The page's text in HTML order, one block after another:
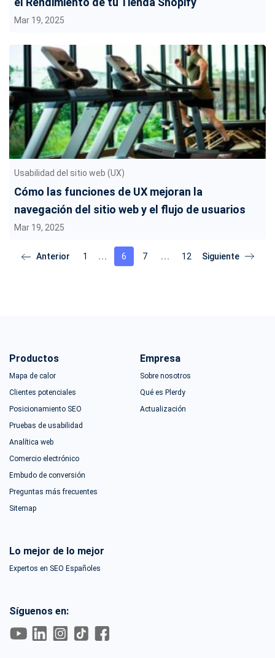
Mar 19, 2025
Usabilidad del sitio web (UX)
Cómo las funciones de UX mejoran la
navegación del sitio web y el flujo de usuarios
Mar 19, 2025
1 6 7 12
Productos
Mapa de calor
Clientes potenciales
Posicionamiento SEO
Pruebas de usabilidad
Analítica web
Comercio electrónico
Embudo de conversión
Preguntas más frecuentes
Sitemap
Empresa
Sobre nosotros
Qué es Plerdy
Actualización
Lo mejor de lo mejor
Expertos en SEO Españoles
Síguenos en: